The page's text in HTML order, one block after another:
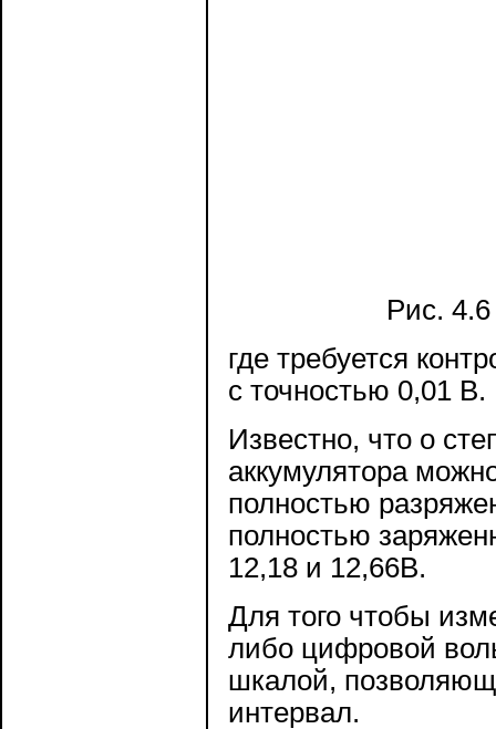
Рис.
где требуется
с точностью 0,01 В.
Известно, что о
аккумулятора
полностью
полностью
12,18 и 12,66В.
Для того чтобы
либо цифровой
шкалой,
интервал.